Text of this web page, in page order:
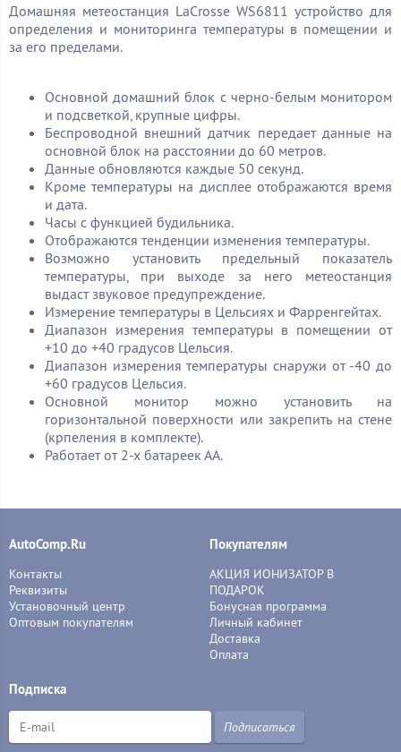
Домашняя метеостанция LaCrosse WS6811 устройство для
определения и мониторинга температуры в помещении и
за его пределами.
Основной домашний блок с черно-белым монитором
и подсветкой, крупные цифры.
Беспроводной внешний датчик передает данные на
основной блок на расстоянии до 60 метров.
Данные обновляются каждые 50 секунд.
Кроме температуры на дисплее отображаются время
и дата.
Часы с функцией будильника.
Отображаются тенденции изменения температуры.
Возможно установить предельный показатель
температуры, при выходе за него метеостанция
выдаст звуковое предупреждение.
Измерение температуры в Цельсиях и Фарренгейтах.
Диапазон измерения температуры в помещении от
+10 до +40 градусов Цельсия.
Диапазон измерения температуры снаружи от -40 до
+60 градусов Цельсия.
Основной монитор можно установить на
горизонтальной поверхности или закрепить на стене
(крпеления в комплекте).
Работает от 2-х батареек АА.
AutoComp.Ru
Контакты
Реквизиты
Установочный центр
Оптовым покупателям
Покупателям
АКЦИЯ ИОНИЗАТОР В
ПОДАРОК
Бонусная программа
Личный кабинет
Доставка
Оплата
Подписка
Подписаться